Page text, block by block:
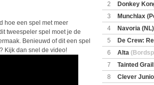
hoe een spel met meer
tweespeler spel moet je de
Benieuwd of dit een spel
Kijk dan snel de video!
2
Donkey
(SuperMario)
3 Munchlax
4
Navoria (NL)
5
De Crew:
6
Alta
7
Tainted
Encounters
8 Clever